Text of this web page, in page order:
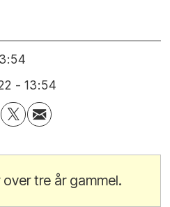
- 13:54
tre år gammel.